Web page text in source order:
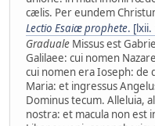
cælis. Per eundem
Lectio Esaiæ prophete. [lxii.
Graduale Missus est
Galilaee: cui nomen
cui nomen era Ioseph: de
Maria: et ingressus
Dominus tecum. Alleluia,
nostra: et macula non est